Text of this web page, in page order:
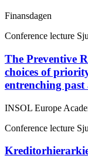
Finansdagen
Conference lecture
The Preventive
choices of
entrenching past
INSOL Europe
Conference lecture